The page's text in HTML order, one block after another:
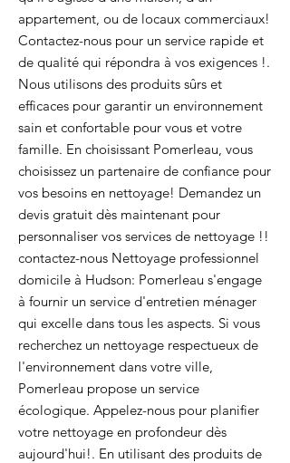
appartement, ou de locaux commerciaux!
Contactez-nous pour un service rapide et
de qualité qui répondra à vos exigences !.
Nous utilisons des produits sûrs et
efficaces pour garantir un environnement
sain et confortable pour vous et votre
famille. En choisissant Pomerleau, vous
choisissez un partenaire de confiance pour
vos besoins en nettoyage! Demandez un
devis gratuit dès maintenant pour
personnaliser vos services de nettoyage !!
contactez-nous Nettoyage professionnel
domicile à Hudson: Pomerleau s'engage
à fournir un service d'entretien ménager
qui excelle dans tous les aspects. Si vous
recherchez un nettoyage respectueux de
l'environnement dans votre ville,
Pomerleau propose un service
écologique. Appelez-nous pour planifier
votre nettoyage en profondeur dès
aujourd'hui!. En utilisant des produits de